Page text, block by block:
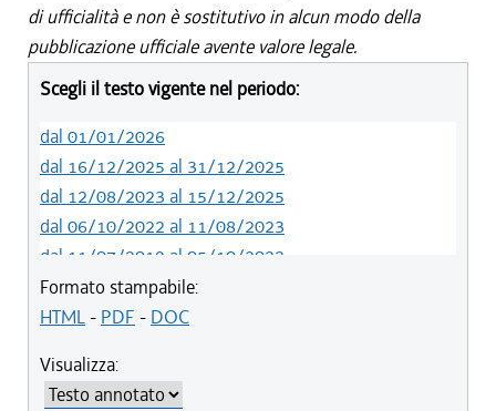
di ufficialità e non è sostitutivo in alcun modo della
pubblicazione ufficiale avente valore legale.
Scegli il testo vigente nel periodo:
dal 01/01/2026
dal 16/12/2025 al 31/12/2025
dal 12/08/2023 al 15/12/2025
dal 06/10/2022 al 11/08/2023
dal 11/07/2019 al 05/10/2022
dal 01/05/2019 al 10/07/2019
dal 12/04/2018 al 30/04/2019
dal 01/01/2018 al 28/03/2018
dal 09/11/2017 al 31/12/2017
Formato stampabile:
HTML- PDF - DOC
Visualizza: